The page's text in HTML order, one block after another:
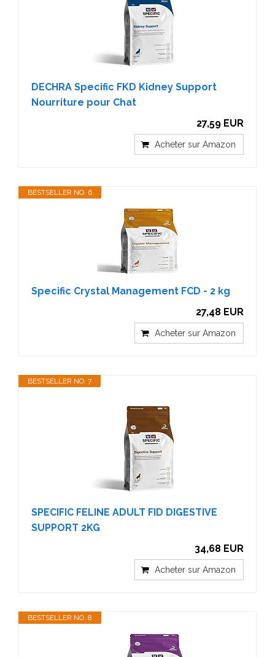
DECHRA Specific FKD Kidney Support
Nourriture pour Chat
27,59 EUR
Acheter sur Amazon
BESTSELLER NO. 6
Specific Crystal Management FCD - 2 kg
27,48 EUR
Acheter sur Amazon
BESTSELLER NO. 7
SPECIFIC FELINE ADULT FID DIGESTIVE
SUPPORT 2KG
34,68 EUR
Acheter sur Amazon
BESTSELLER NO. 8